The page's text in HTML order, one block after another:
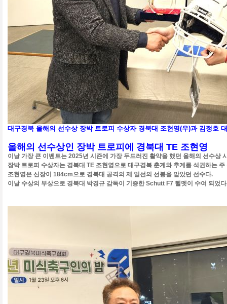
대구경북 올해의 선수상 장박 트로피 수상자 경북대 조현영(우)과 김정호
올해의 선수상인 장박 트로피에 경북대 TE 조현영
이날 가장 큰 이벤트는 2025년 시즌에 가장 두드러진 활약을 했던 올해의 선수상
장박 트로피 수상자는 경북대 TE 조현영으로 대구경북 춘계와 추계를 석권하는
조현영은 신장이 184cm으로 경북대 공격의 제 일선의 선봉을 맡았던 선수다.
이날 수상의 부상으로 경북대 박경규 감독이 기증한 Schutt F7 헬멧이 수여 되었